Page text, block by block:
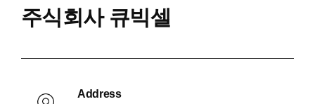
주식회사 큐빅셀
Address